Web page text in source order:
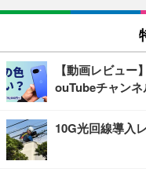
【動画レビュ
ouTubeチャンネ
10G光回線導入